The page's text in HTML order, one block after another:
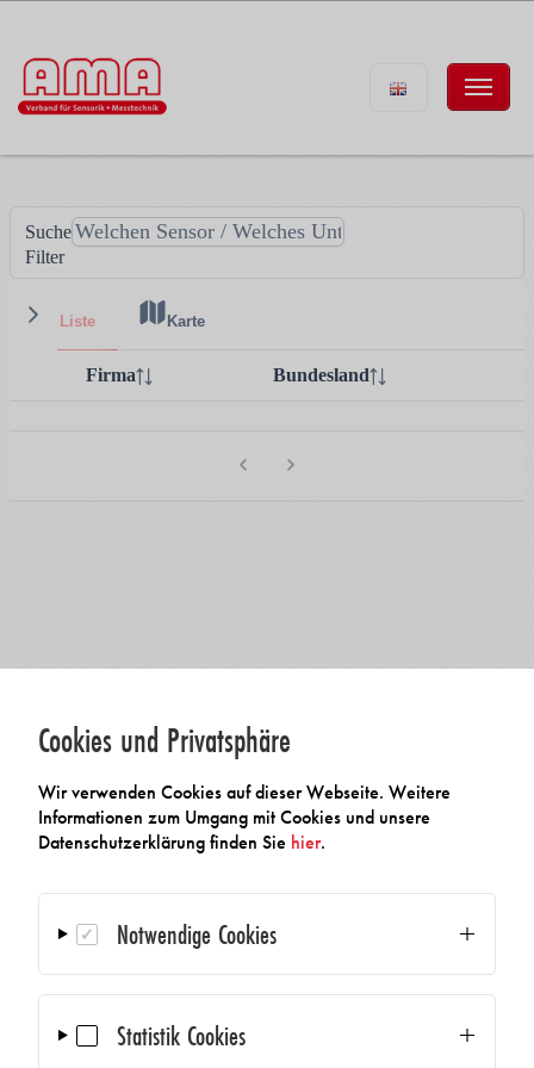
Cookies und Privatsphäre
Wir verwenden Cookies auf dieser Webseite. Weitere
Informationen zum Umgang mit Cookies und unsere
Datenschutzerklärung finden Sie hier.
Notwendige Cookies
Statistik Cookies